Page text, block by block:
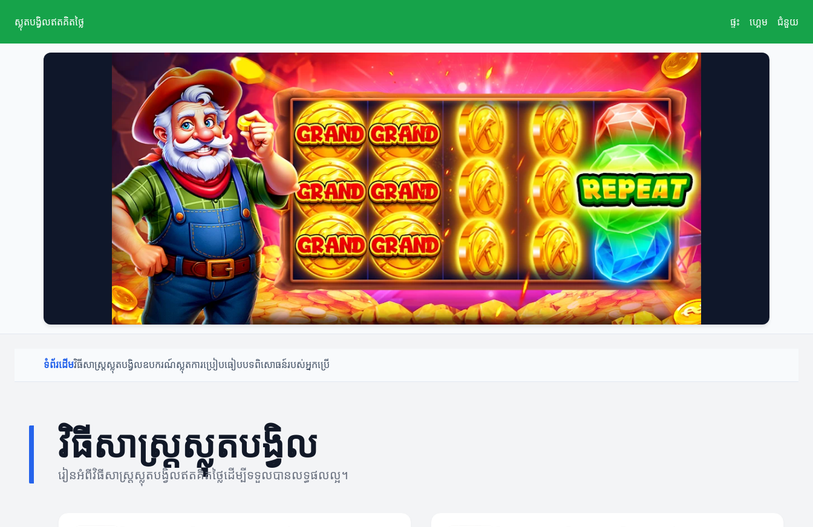
ស្លុតបង្វិលឥតគិតថ្លៃ ផ្ទះ ហ្គេម ជំនួយ
ទំព័រដើមវិធីសាស្ត្រស្លុតបង្វិលឧបករណ៍ស្លុតការប្រៀបធៀបបទពិសោធន៍របស់អ្នកប្រើ
វិធីសាស្ត្រស្លុតបង្វិល
រៀនអំពីវិធីសាស្ត្រស្លុតបង្វិលឥតគិតថ្លៃដើម្បីទទួលបានលទ្ធផលល្អ។